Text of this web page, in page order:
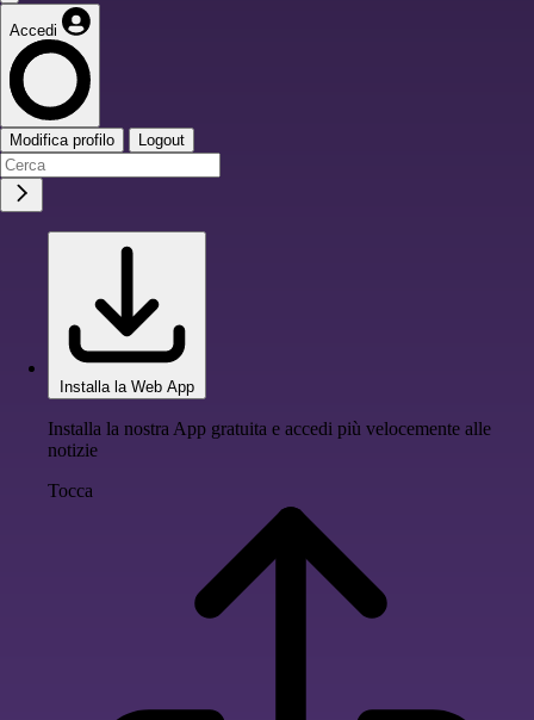
Accedi
Modifica profilo Logout
Installa la Web App
Installa la nostra App gratuita e accedi più velocemente alle
notizie
Tocca